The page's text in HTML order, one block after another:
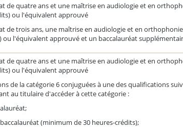
de quatre ans et une maîtrise en audiologie et en
ou l'équivalent approuvé
de trois ans, une maîtrise en audiologie et en
ou l'équivalent approuvé et un baccalauréat
de quatre ans et une maîtrise en audiologie et en
ou l'équivalent approuvé
de la catégorie 6 conjuguées à une des qualifications
au titulaire d'accéder à cette catégorie :
(minimum de 30 heures-crédits);